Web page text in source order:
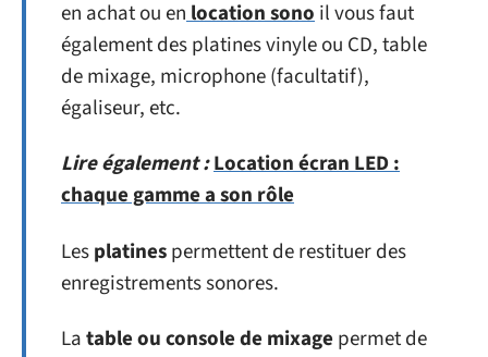
en achat ou enlocation sonoil vous faut
également des platines vinyle ou CD, table
de mixage, microphone (facultatif),
égaliseur, etc.
Lire également :Location écran LED :
chaque gamme a son rôle
Lesplatinespermettent de restituer des
enregistrements sonores.
Latable ou console de mixage permet de